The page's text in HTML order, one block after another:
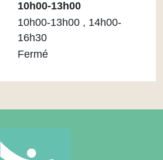
10h00-13h00
10h00-13h00 , 14h00-
16h30
Fermé